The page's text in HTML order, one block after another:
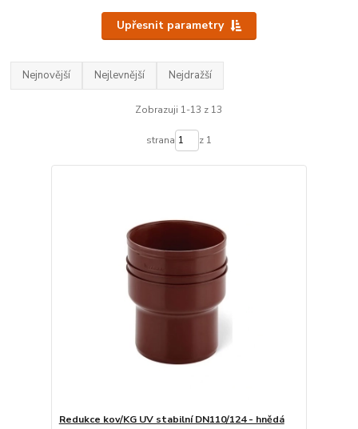
Upřesnit parametry
Nejnovější Nejlevnější Nejdražší
Zobrazuji 1-13 z 13
strana z 1
Redukce kov/KG UV stabilní DN110/124 - hnědá